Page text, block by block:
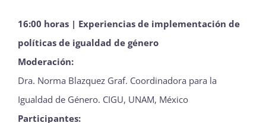
16:00 horas | Experiencias de implementación de
políticas de igualdad de género
Moderación:
Dra. Norma Blazquez Graf. Coordinadora para la
Igualdad de Género. CIGU, UNAM, México
Participantes: